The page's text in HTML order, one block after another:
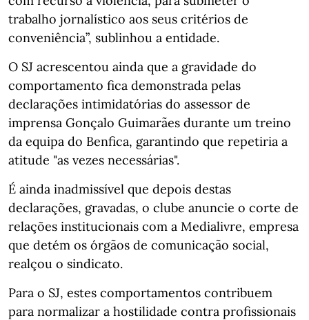
trabalho jornalístico aos seus critérios de
conveniência”, sublinhou a entidade.
O SJ acrescentou ainda que a gravidade do
comportamento fica demonstrada pelas
declarações intimidatórias do assessor de
imprensa Gonçalo Guimarães durante um treino
da equipa do Benfica, garantindo que repetiria a
atitude "as vezes necessárias".
É ainda inadmissível que depois destas
declarações, gravadas, o clube anuncie o corte de
relações institucionais com a Medialivre, empresa
que detém os órgãos de comunicação social,
realçou o sindicato.
Para o SJ, estes comportamentos contribuem
para normalizar a hostilidade contra profissionais